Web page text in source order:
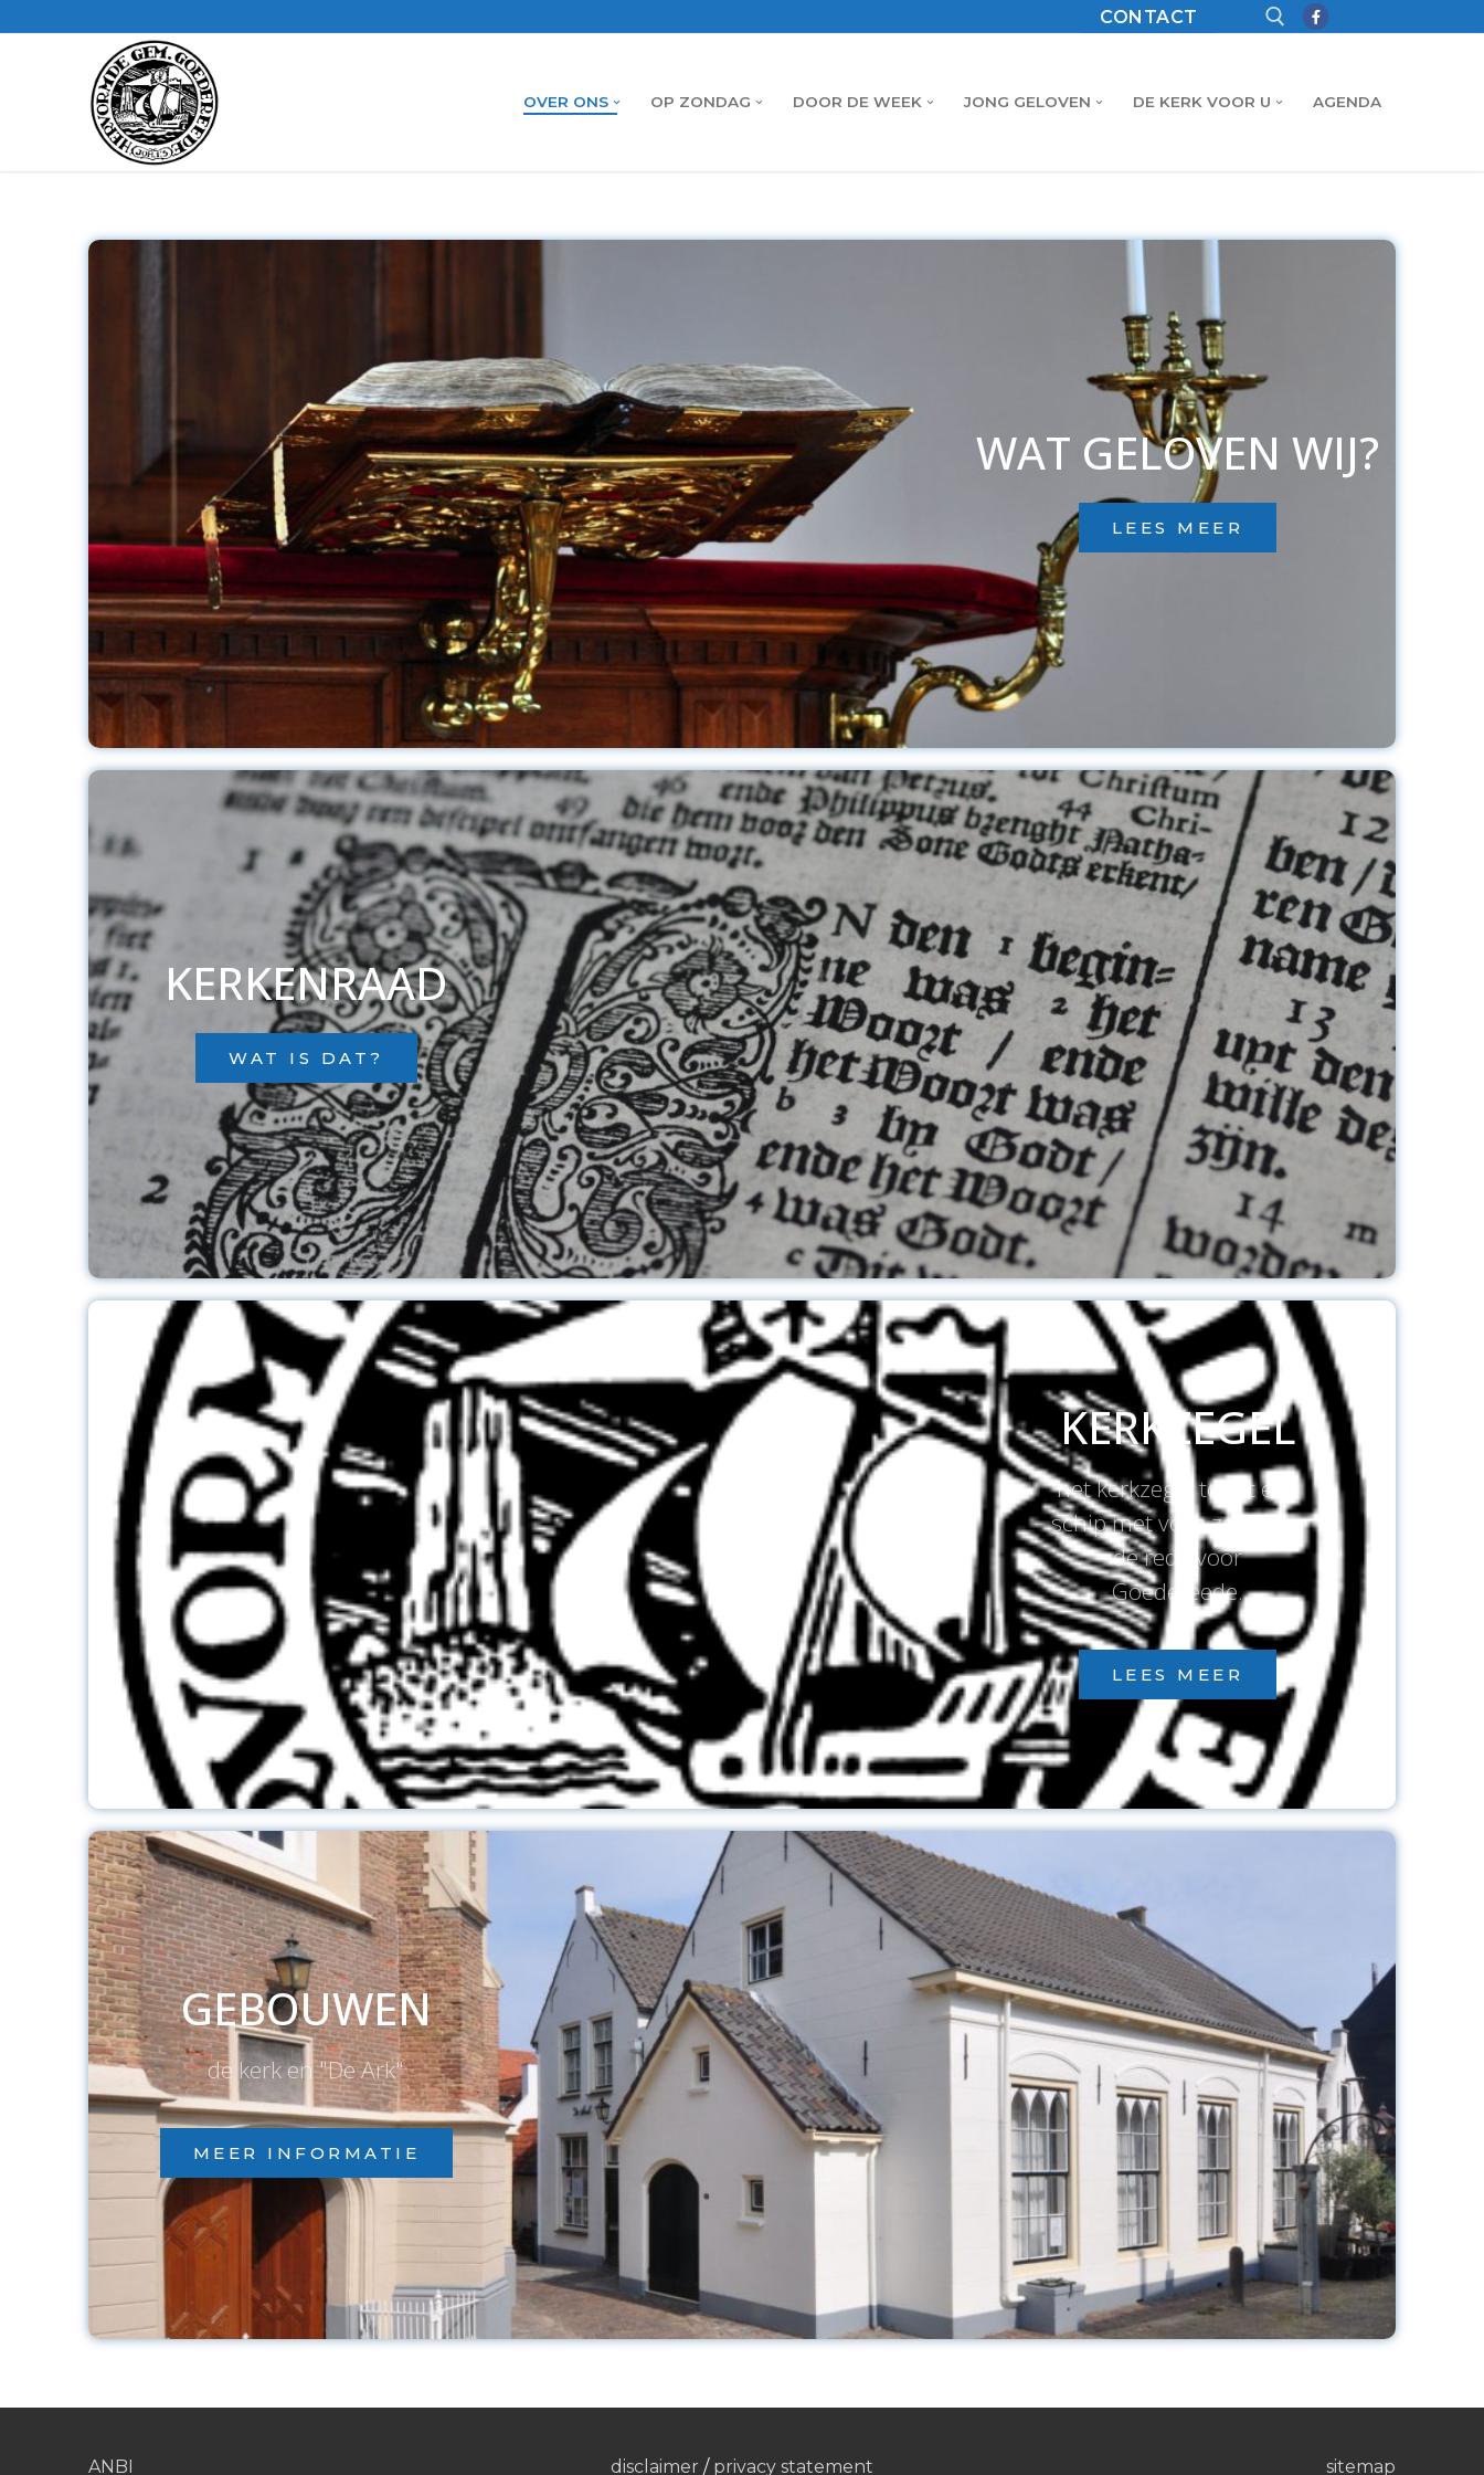
CONTACT
OVER ONS OP ZONDAG DOOR DE WEEK JONG GELOVEN DE KERK VOOR U AGENDA
WAT GELOVEN WIJ?
LEES MEER
KERKENRAAD
WAT IS DAT?
KERKZEGEL
het kerkzegel toont een
schip met volle zeilen op
de rede voor
Goedereede.
LEES MEER
GEBOUWEN
de kerk en "De Ark"
MEER INFORMATIE
ANBI disclaimer / privacy statement sitemap